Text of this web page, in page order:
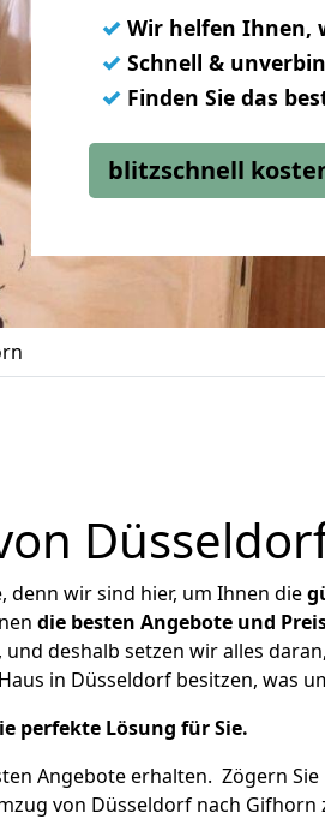
✓ Wir helfen Ihnen,
✓ Schnell &
✓ Finden Sie das
blitzschnell
wir sind hier, um Ihnen die
die besten Angebote und
deshalb setzen wir alles
in Düsseldorf besitzen, was
perfekte Lösung für Sie.
Angebote erhalten. Zögern
von Düsseldorf nach Gifhorn